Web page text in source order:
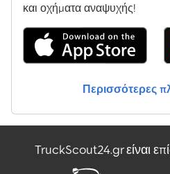
και οχήματα αναψυχής!
Περισσότερες
TruckScout24.gr είναι